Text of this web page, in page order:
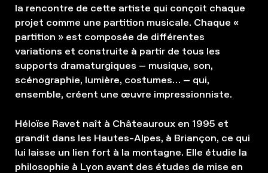
la rencontre de cette artiste qui conçoit chaque
projet comme une partition musicale. Chaque «
partition » est composée de différentes
variations et construite à partir de tous les
supports dramaturgiques – musique, son,
scénographie, lumière, costumes… – qui,
ensemble, créent une œuvre impressionniste.
Héloïse Ravet naît à Châteauroux en 1995 et
grandit dans les Hautes-Alpes, à Briançon, ce qui
lui laisse un lien fort à la montagne. Elle étudie la
philosophie à Lyon avant des études de mise en